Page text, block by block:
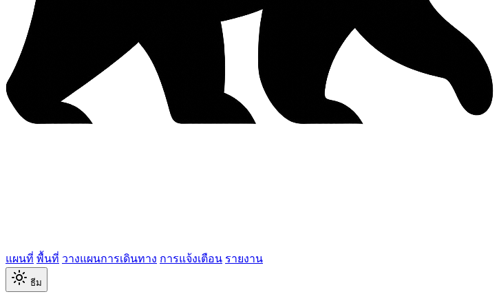
แผนที่ พื้นที่ วางแผนการเดินทาง การแจ้งเตือน รายงาน
ธีม